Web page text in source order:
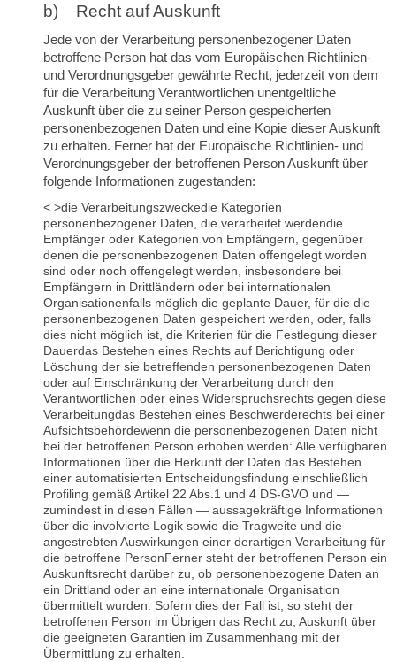
b) Recht auf Auskunft
Jede von der Verarbeitung personenbezogener Daten
betroffene Person hat das vom Europäischen Richtlinien-
und Verordnungsgeber gewährte Recht, jederzeit von dem
für die Verarbeitung Verantwortlichen unentgeltliche
Auskunft über die zu seiner Person gespeicherten
personenbezogenen Daten und eine Kopie dieser Auskunft
zu erhalten. Ferner hat der Europäische Richtlinien- und
Verordnungsgeber der betroffenen Person Auskunft über
folgende Informationen zugestanden:
< >die Verarbeitungszweckedie Kategorien
personenbezogener Daten, die verarbeitet werdendie
Empfänger oder Kategorien von Empfängern, gegenüber
denen die personenbezogenen Daten offengelegt worden
sind oder noch offengelegt werden, insbesondere bei
Empfängern in Drittländern oder bei internationalen
Organisationenfalls möglich die geplante Dauer, für die die
personenbezogenen Daten gespeichert werden, oder, falls
dies nicht möglich ist, die Kriterien für die Festlegung dieser
Dauerdas Bestehen eines Rechts auf Berichtigung oder
Löschung der sie betreffenden personenbezogenen Daten
oder auf Einschränkung der Verarbeitung durch den
Verantwortlichen oder eines Widerspruchsrechts gegen diese
Verarbeitungdas Bestehen eines Beschwerderechts bei einer
Aufsichtsbehördewenn die personenbezogenen Daten nicht
bei der betroffenen Person erhoben werden: Alle verfügbaren
Informationen über die Herkunft der Daten das Bestehen
einer automatisierten Entscheidungsfindung einschließlich
Profiling gemäß Artikel 22 Abs.1 und 4 DS-GVO und —
zumindest in diesen Fällen — aussagekräftige Informationen
über die involvierte Logik sowie die Tragweite und die
angestrebten Auswirkungen einer derartigen Verarbeitung für
die betroffene PersonFerner steht der betroffenen Person ein
Auskunftsrecht darüber zu, ob personenbezogene Daten an
ein Drittland oder an eine internationale Organisation
übermittelt wurden. Sofern dies der Fall ist, so steht der
betroffenen Person im Übrigen das Recht zu, Auskunft über
die geeigneten Garantien im Zusammenhang mit der
Übermittlung zu erhalten.